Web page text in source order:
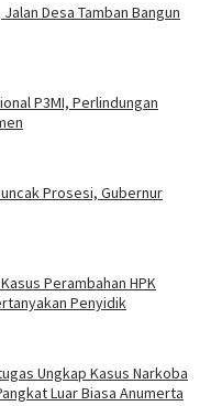
Desa Tamban Bangun
P3MI, Perlindungan
Prosesi, Gubernur
Perambahan HPK
Penyidik
Ungkap Kasus Narkoba
Luar Biasa Anumerta